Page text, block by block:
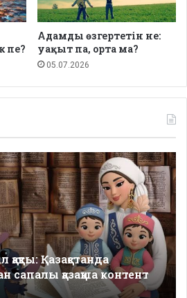
пе?
Адамды өзгертетін не:
уақыт па, орта ма?
05.07.2026
Қазақстанда
сапалы қазақша контент